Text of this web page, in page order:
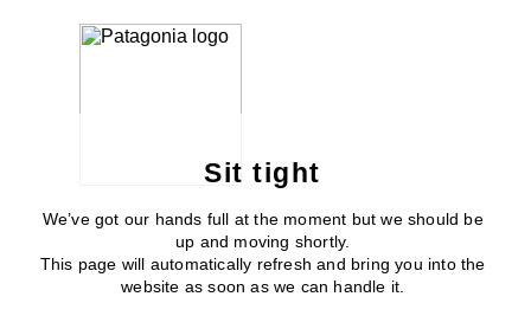
Sit tight
We’ve got our hands full at the moment but we should be
up and moving shortly.
This page will automatically refresh and bring you into the
website as soon as we can handle it.